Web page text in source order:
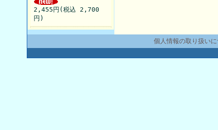
2,455円(税込 2,700
円)
個人情報の取り扱い